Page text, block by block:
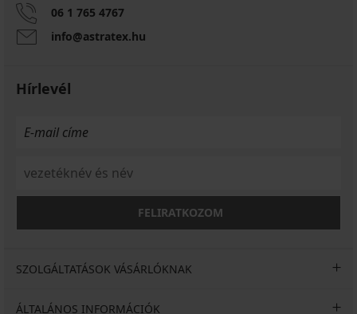
06 1 765 4767
info@astratex.hu
Hírlevél
FELIRATKOZOM
SZOLGÁLTATÁSOK VÁSÁRLÓKNAK
ÁLTALÁNOS INFORMÁCIÓK